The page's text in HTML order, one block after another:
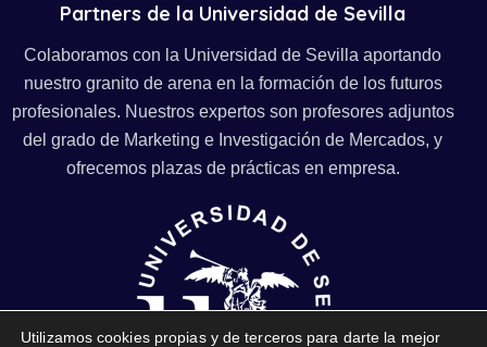
Partners de la Universidad de Sevilla
Colaboramos con la Universidad de Sevilla aportando
nuestro granito de arena en la formación de los futuros
profesionales. Nuestros expertos son profesores adjuntos
del grado de Marketing e Investigación de Mercados, y
ofrecemos plazas de prácticas en empresa.
Utilizamos cookies propias y de terceros para darte la mejor